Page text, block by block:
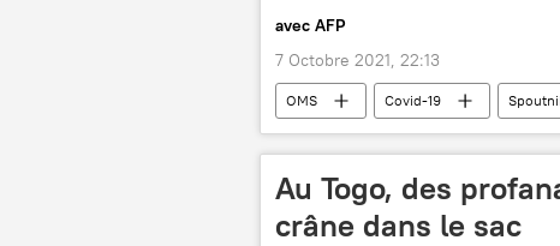
avec AFP
7 Octobre 2021, 22:13
OMS Covid-19
Au Togo, des
crâne dans le sac